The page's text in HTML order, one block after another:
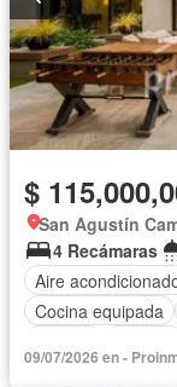
$
San Agustín
4 Recámaras
Aire
Cocina equipada
09/07/2026 en -